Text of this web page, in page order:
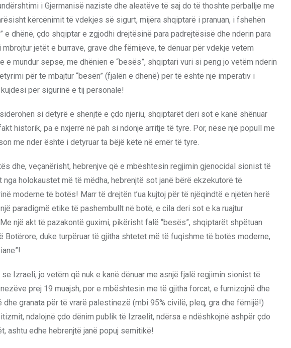
i Gjermanisë naziste dhe aleatëve të saj do të thoshte përballje me
kërcënimit të vdekjes së sigurt, mijëra shqiptarë i pranuan, i fshehën
e dhënë, çdo shqiptar e zgjodhi drejtësinë para padrejtësisë dhe nderin para
jetët e burrave, grave dhe fëmijëve, të dënuar për vdekje vetëm
mundur sepse, me dhënien e “besës”, shqiptari vuri si peng jo vetëm nderin
për të mbajtur “besën” (fjalën e dhënë) për të është një imperativ i
për sigurinë e tij personale!
si detyrë e shenjtë e çdo njeriu, shqiptarët deri sot e kanë shënuar
historik, pa e nxjerrë në pah si ndonjë arritje të tyre. Por, nëse një popull me
me nder është i detyruar ta bëjë këtë në emër të tyre.
dhe, veçanërisht, hebrenjve që e mbështesin regjimin gjenocidal sionist të
holokaustet më të mëdha, hebrenjtë sot janë bërë ekzekutorë të
moderne të botës! Marr të drejtën t’ua kujtoj për të njëqindtë e njëtën herë
paradigmë etike të pashembullt në botë, e cila deri sot e ka ruajtur
një akt të pazakontë guximi, pikërisht falë “besës”, shqiptarët shpëtuan
duke turpëruar të gjitha shtetet më të fuqishme të botës moderne,
Izraeli, jo vetëm që nuk e kanë dënuar me asnjë fjalë regjimin sionist të
prej 19 muajsh, por e mbështesin me të gjitha forcat, e furnizojnë dhe
granata për të vrarë palestinezë (mbi 95% civilë, pleq, gra dhe fëmijë!)
ndalojnë çdo dënim publik të Izraelit, ndërsa e ndëshkojnë ashpër çdo
ashtu edhe hebrenjtë janë popuj semitikë!